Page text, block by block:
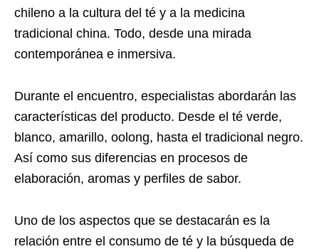
chileno a la cultura del té y a la medicina
tradicional china. Todo, desde una mirada
contemporánea e inmersiva.
Durante el encuentro, especialistas abordarán las
características del producto. Desde el té verde,
blanco, amarillo, oolong, hasta el tradicional negro.
Así como sus diferencias en procesos de
elaboración, aromas y perfiles de sabor.
Uno de los aspectos que se destacarán es la
relación entre el consumo de té y la búsqueda de